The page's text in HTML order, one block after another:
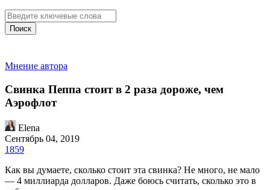
Поиск
Мнение автора
Свинка Пеппа стоит в 2 раза дороже, чем
Аэрофлот
Elena
Сентябрь 04, 2019
1859
Как вы думаете, сколько стоит эта свинка? Не много, не мало
— 4 миллиарда долларов. Даже боюсь считать, сколько это в